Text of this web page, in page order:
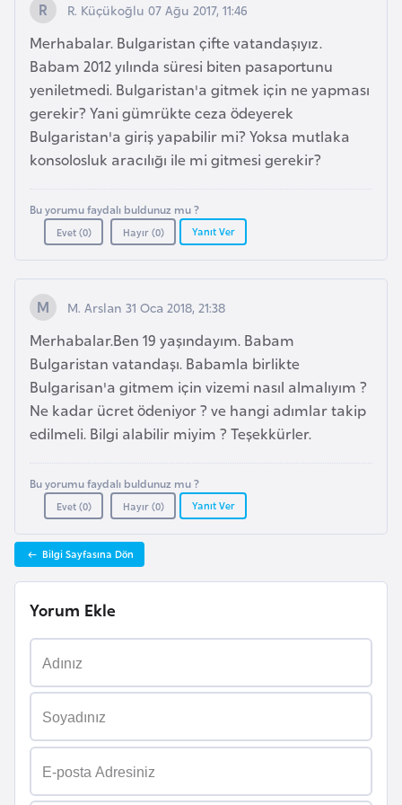
R. Küçükoğlu 07 Ağu 2017, 11:46
Merhabalar. Bulgaristan çifte vatandaşıyız.
Babam 2012 yılında süresi biten pasaportunu
yeniletmedi. Bulgaristan'a gitmek için ne yapması
gerekir? Yani gümrükte ceza ödeyerek
Bulgaristan'a giriş yapabilir mi? Yoksa mutlaka
konsolosluk aracılığı ile mi gitmesi gerekir?
Bu yorumu faydalı buldunuz mu ?
Evet (0) Hayır (0) Yanıt Ver
M. Arslan 31 Oca 2018, 21:38
Merhabalar.Ben 19 yaşındayım. Babam
Bulgaristan vatandaşı. Babamla birlikte
Bulgarisan'a gitmem için vizemi nasıl almalıyım ?
Ne kadar ücret ödeniyor ? ve hangi adımlar takip
edilmeli. Bilgi alabilir miyim ? Teşekkürler.
Bu yorumu faydalı buldunuz mu ?
Evet (0) Hayır (0) Yanıt Ver
Bilgi Sayfasına Dön
Yorum Ekle
i
n
o
s
n
e
k
B
u
l
g
a
r
s
t
a
n
u
r
i
a